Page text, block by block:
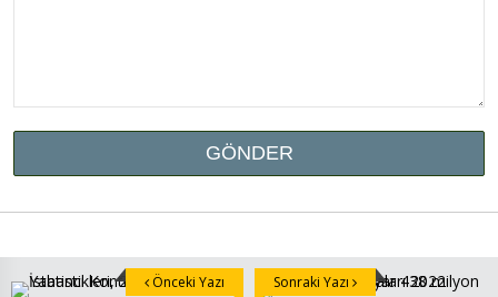
Önceki Yazı Sonraki Yazı